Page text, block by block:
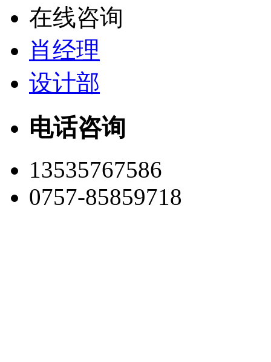
在线咨询
肖经理
设计部
电话咨询
13535767586
0757-85859718